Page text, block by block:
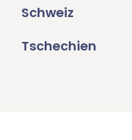
Schweiz
Tschechien